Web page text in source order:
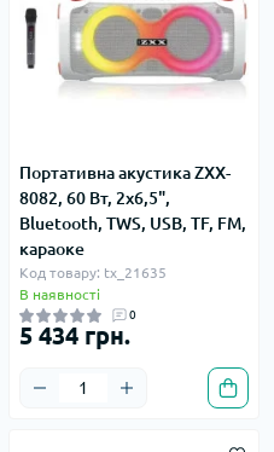
Портативна акустика ZXX-
8082, 60 Вт, 2х6,5",
Bluetooth, TWS, USB, TF, FM,
караоке
Код товару: tx_21635
В наявності
0
5 434 грн.